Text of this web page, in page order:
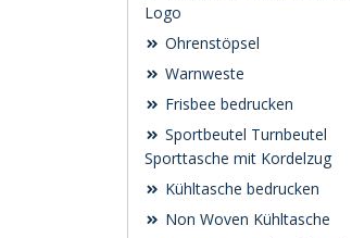
Logo
Ohrenstöpsel
Warnweste
Frisbee bedrucken
Sportbeutel Turnbeutel
Sporttasche mit Kordelzug
Kühltasche bedrucken
Non Woven Kühltasche